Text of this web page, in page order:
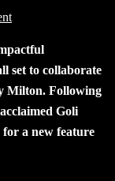
set to collaborate
Milton. Following
Goli
for a new feature